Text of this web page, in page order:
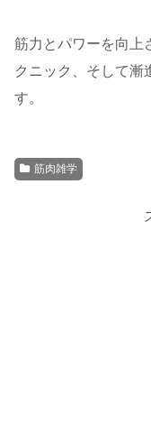
筋力とパワーを向上
クニック、そして漸
す。
筋肉雑学